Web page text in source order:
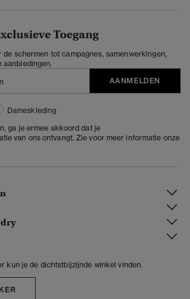
Toegang
de schermen tot campagnes, samenwerkingen,
aanbiedingen.
AANMELDEN
Dameskleding
ga je ermee akkoord dat je
van ons ontvangt. Zie voor meer informatie onze
kun je de dichtstbijzijnde winkel vinden.